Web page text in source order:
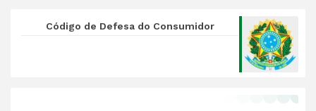
Código de Defesa do Consumidor